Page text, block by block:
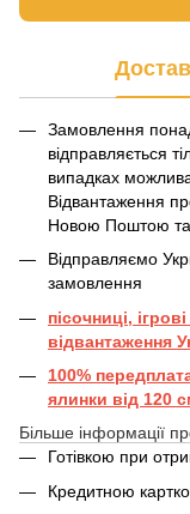
Замовлення
відправляється
випадках
Відвантаження
Новою Поштою
Відправляємо
замовлення
пісочниці,
відвантаження
100%
ялинки від 120
Більше інформації
Готівкою при
Кредитною